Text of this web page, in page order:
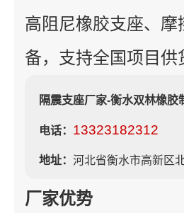
高阻尼橡胶支座、
备，支持全国项目供
隔震支座厂家-衡水双林橡胶
电话： 13323182312
地址： 河北省衡水市高新区
厂家优势